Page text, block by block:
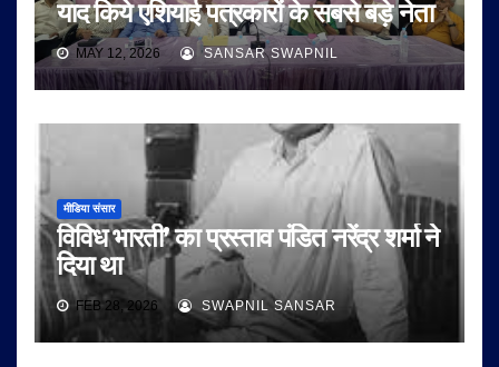
याद किये एशियाई पत्रकारों के सबसे बड़े नेता
MAY 12, 2026 SANSAR SWAPNIL
मीडिया संसार
विविध भारती’ का प्रस्ताव पंडित नरेंद्र शर्मा ने
दिया था
FEB 28, 2026 SWAPNIL SANSAR